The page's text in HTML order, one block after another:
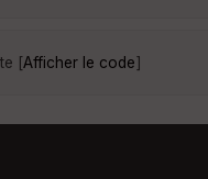
[Afficher le code]